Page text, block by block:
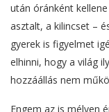
után óránként
asztalt, a kilincset –
gyerek is figyelmet
elhinni, hogy a világ
hozzáállás nem
Engem az is mélyen